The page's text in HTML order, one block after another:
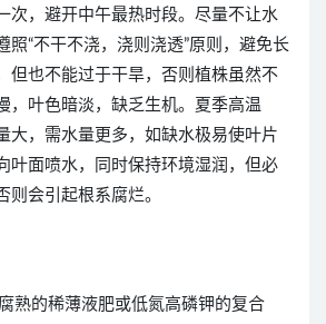
次，避开中午最热时段。尽量不让水
照“不干不浇，浇则浇透”原则，避免长
但也不能过于干旱，否则植株虽然不
，叶色暗淡，缺乏生机。夏季高温
大，需水量更多，如缺水极易使叶片
叶面喷水，同时保持环境湿润，但必
则会引起根系腐烂。
熟的稀薄液肥或低氮高磷钾的复合